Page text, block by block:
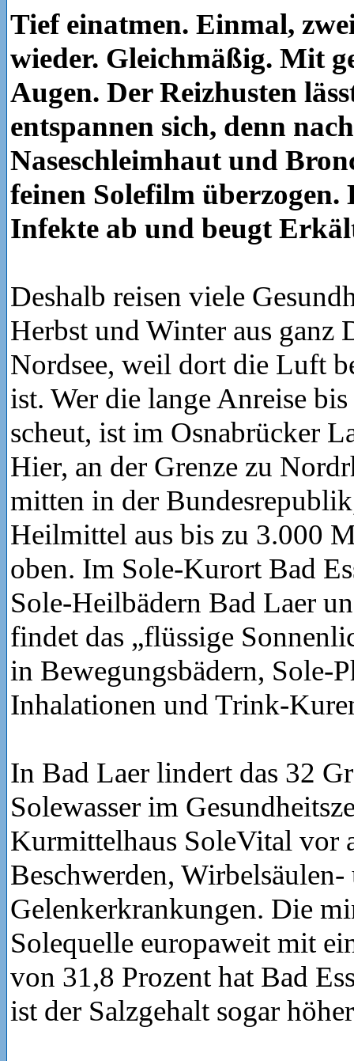
Tief einatmen. Einmal,
wieder. Gleichmäßig. Mit
Augen. Der Reizhusten
entspannen sich, denn
Naseschleimhaut und
feinen Solefilm überzogen.
Infekte ab und beugt
Deshalb reisen viele
Herbst und Winter aus ganz
Nordsee, weil dort die Luft
ist. Wer die lange Anreise
scheut, ist im Osnabrücker
Hier, an der Grenze zu
mitten in der
Heilmittel aus bis zu 3.000
oben. Im Sole-Kurort Bad
Sole-Heilbädern Bad Laer
findet das „flüssige
in Bewegungsbädern, Sole-
Inhalationen und Trink-
In Bad Laer lindert das 32
Solewasser im
Kurmittelhaus SoleVital vor
Beschwerden, Wirbelsäulen-
Gelenkerkrankungen. Die
Solequelle europaweit mit
von 31,8 Prozent hat Bad
ist der Salzgehalt sogar